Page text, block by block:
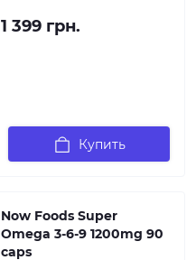
1 399 грн.
Купить
Now Foods Super
Omega 3-6-9 1200mg 90
caps